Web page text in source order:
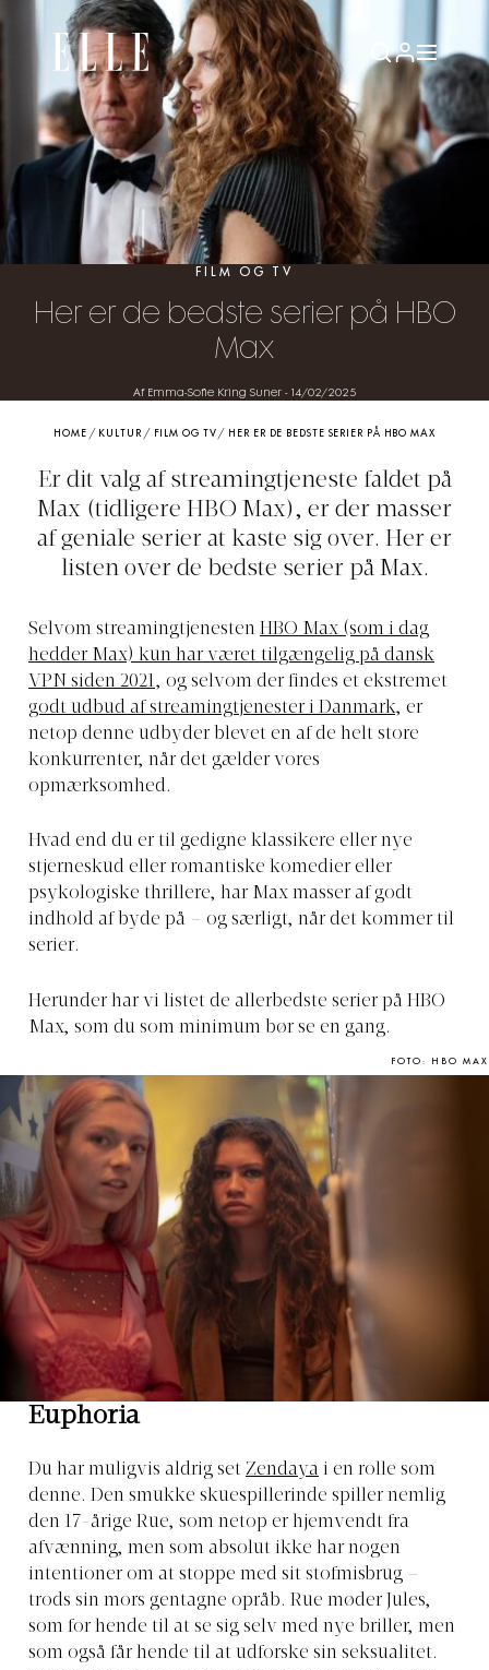
FILM OG TV
Her er de bedste serier på HBO
Max
Af Emma-Sofie Kring Suner- 14/02/2025
HOME / KULTUR/ FILM OG TV / HER ER DE BEDSTE SERIER PÅ HBO MAX
Er dit valg af streamingtjeneste faldet på
Max (tidligere HBO Max), er der masser
af geniale serier at kaste sig over. Her er
listen over de bedste serier på Max.
Selvom streamingtjenesten HBO Max (som i dag
hedder Max) kun har været tilgængelig på dansk
VPN siden 2021, og selvom der findes et ekstremet
godt udbud af streamingtjenester i Danmark, er
netop denne udbyder blevet en af de helt store
konkurrenter, når det gælder vores
opmærksomhed.
Hvad end du er til gedigne klassikere eller nye
stjerneskud eller romantiske komedier eller
psykologiske thrillere, har Max masser af godt
indhold af byde på – og særligt, når det kommer til
serier.
Herunder har vi listet de allerbedste serier på HBO
Max, som du som minimum bør se en gang.
FOTO: HBO MAX
Euphoria
Du har muligvis aldrig set Zendaya i en rolle som
denne. Den smukke skuespillerinde spiller nemlig
den 17-årige Rue, som netop er hjemvendt fra
afvænning, men som absolut ikke har nogen
intentioner om at stoppe med sit stofmisbrug –
trods sin mors gentagne opråb. Rue møder Jules,
som for hende til at se sig selv med nye briller, men
som også får hende til at udforske sin seksualitet.